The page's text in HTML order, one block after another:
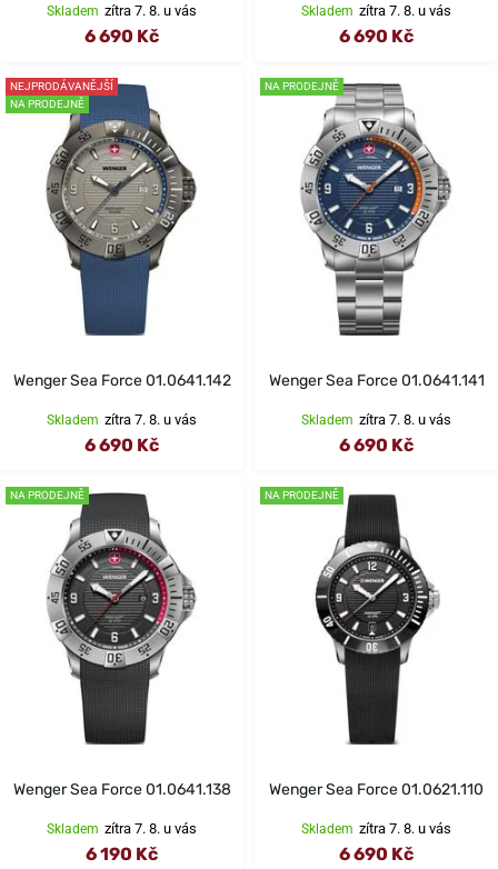
Skladem zítra 7. 8. u vás
6 690 Kč
Skladem zítra 7. 8. u vás
6 690 Kč
NEJPRODÁVANĚJŠÍ
NA PRODEJNĚ
Wenger Sea Force 01.0641.142
Skladem zítra 7. 8. u vás
6 690 Kč
NA PRODEJNĚ
Wenger Sea Force 01.0641.141
Skladem zítra 7. 8. u vás
6 690 Kč
NA PRODEJNĚ
Wenger Sea Force 01.0641.138
Skladem zítra 7. 8. u vás
6 190 Kč
NA PRODEJNĚ
Wenger Sea Force 01.0621.110
Skladem zítra 7. 8. u vás
6 690 Kč